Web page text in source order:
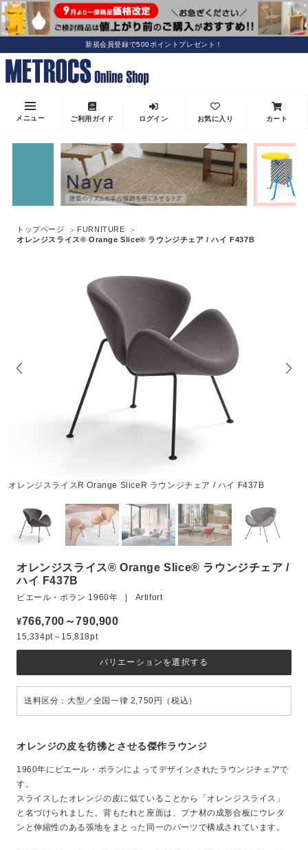
新規会員登録で500ポイントプレゼント！
メニュー ご利用ガイド ログイン お気に入り カート
トップページ
FURNITURE
オレンジスライス® Orange Slice® ラウンジチェア / ハイ F437B
オレンジスライスR Orange SliceR ラウンジチェア / ハイ F437B
オレンジスライス® Orange Slice® ラウンジチェア /
ハイ F437B
ピエール・ポラン 1960年 | Artifort
¥766,700～790,900
15,334pt～15,818pt
オレンジの皮を彷彿とさせる傑作ラウンジ
1960年にピエール・ポランによってデザインされたラウンジチェアで
す。
スライスしたオレンジの皮に似ていることから「オレンジスライス」
と名づけられました。背もたれと座面は、ブナ材の成形合板にウレタ
ンと伸縮性のある張地をまとった同一のパーツで構成されています。
バリエーションを選択する
送料区分：大型／全国一律 2,750円（税込）